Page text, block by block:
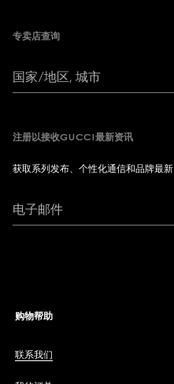
专卖店查询
国家/地区, 城市
注册以接收GUCCI最新资讯
获取系列发布、个性化通信和品牌最新
电子邮件
购物帮助
联系我们